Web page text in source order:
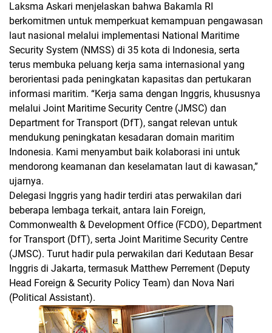
Laksma Askari menjelaskan bahwa Bakamla RI
berkomitmen untuk memperkuat kemampuan pengawasan
laut nasional melalui implementasi National Maritime
Security System (NMSS) di 35 kota di Indonesia, serta
terus membuka peluang kerja sama internasional yang
berorientasi pada peningkatan kapasitas dan pertukaran
informasi maritim. “Kerja sama dengan Inggris, khususnya
melalui Joint Maritime Security Centre (JMSC) dan
Department for Transport (DfT), sangat relevan untuk
mendukung peningkatan kesadaran domain maritim
Indonesia. Kami menyambut baik kolaborasi ini untuk
mendorong keamanan dan keselamatan laut di kawasan,”
ujarnya.
Delegasi Inggris yang hadir terdiri atas perwakilan dari
beberapa lembaga terkait, antara lain Foreign,
Commonwealth & Development Office (FCDO), Department
for Transport (DfT), serta Joint Maritime Security Centre
(JMSC). Turut hadir pula perwakilan dari Kedutaan Besar
Inggris di Jakarta, termasuk Matthew Perrement (Deputy
Head Foreign & Security Policy Team) dan Nova Nari
(Political Assistant).